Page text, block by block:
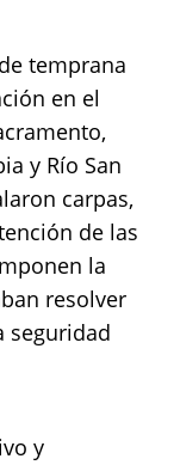
temprana
en el
y Río San
carpas,
de las
la
resolver
seguridad
y